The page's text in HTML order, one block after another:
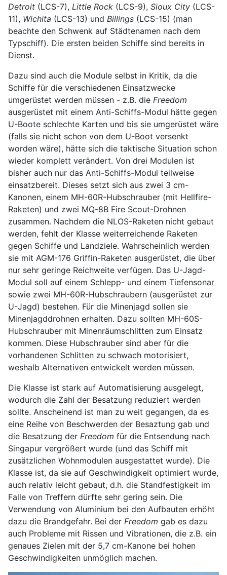
Detroit (LCS-7), Little Rock (LCS-9), Sioux City (LCS-
11), Wichita (LCS-13) und Billings (LCS-15) (man
beachte den Schwenk auf Städtenamen nach dem
Typschiff). Die ersten beiden Schiffe sind bereits in
Dienst.
Dazu sind auch die Module selbst in Kritik, da die
Schiffe für die verschiedenen Einsatzwecke
umgerüstet werden müssen - z.B. die Freedom
ausgerüstet mit einem Anti-Schiffs-Modul hätte gegen
U-Boote schlechte Karten und bis sie umgerüstet wäre
(falls sie nicht schon von dem U-Boot versenkt
worden wäre), hätte sich die taktische Situation schon
wieder komplett verändert. Von drei Modulen ist
bisher auch nur das Anti-Schiffs-Modul teilweise
einsatzbereit. Dieses setzt sich aus zwei 3 cm-
Kanonen, einem MH-60R-Hubschrauber (mit Hellfire-
Raketen) und zwei MQ-8B Fire Scout-Drohnen
zusammen. Nachdem die NLOS-Raketen nicht gebaut
werden, fehlt der Klasse weiterreichende Raketen
gegen Schiffe und Landziele. Wahrscheinlich werden
sie mit AGM-176 Griffin-Raketen ausgerüstet, die über
nur sehr geringe Reichweite verfügen. Das U-Jagd-
Modul soll auf einem Schlepp- und einem Tiefensonar
sowie zwei MH-60R-Hubschraubern (ausgerüstet zur
U-Jagd) bestehen. Für die Minenjagd sollen sie
Minenjagddrohnen erhalten. Dazu sollten MH-60S-
Hubschrauber mit Minenräumschlitten zum Einsatz
kommen. Diese Hubschrauber sind aber für die
vorhandenen Schlitten zu schwach motorisiert,
weshalb Alternativen entwickelt werden müssen.
Die Klasse ist stark auf Automatisierung ausgelegt,
wodurch die Zahl der Besatzung reduziert werden
sollte. Anscheinend ist man zu weit gegangen, da es
eine Reihe von Beschwerden der Besaztung gab und
die Besatzung der Freedom für die Entsendung nach
Singapur vergrößert wurde (und das Schiff mit
zusätzlichen Wohnmodulen ausgestattet wurde). Die
Klasse ist, da sie auf Geschwindigkeit optimiert wurde,
auch relativ leicht gebaut, d.h. die Standfestigkeit im
Falle von Treffern dürfte sehr gering sein. Die
Verwendung von Aluminium bei den Aufbauten erhöht
dazu die Brandgefahr. Bei der Freedom gab es dazu
auch Probleme mit Rissen und Vibrationen, die z.B. ein
genaues Zielen mit der 5,7 cm-Kanone bei hohen
Geschwindigkeiten unmöglich machen.